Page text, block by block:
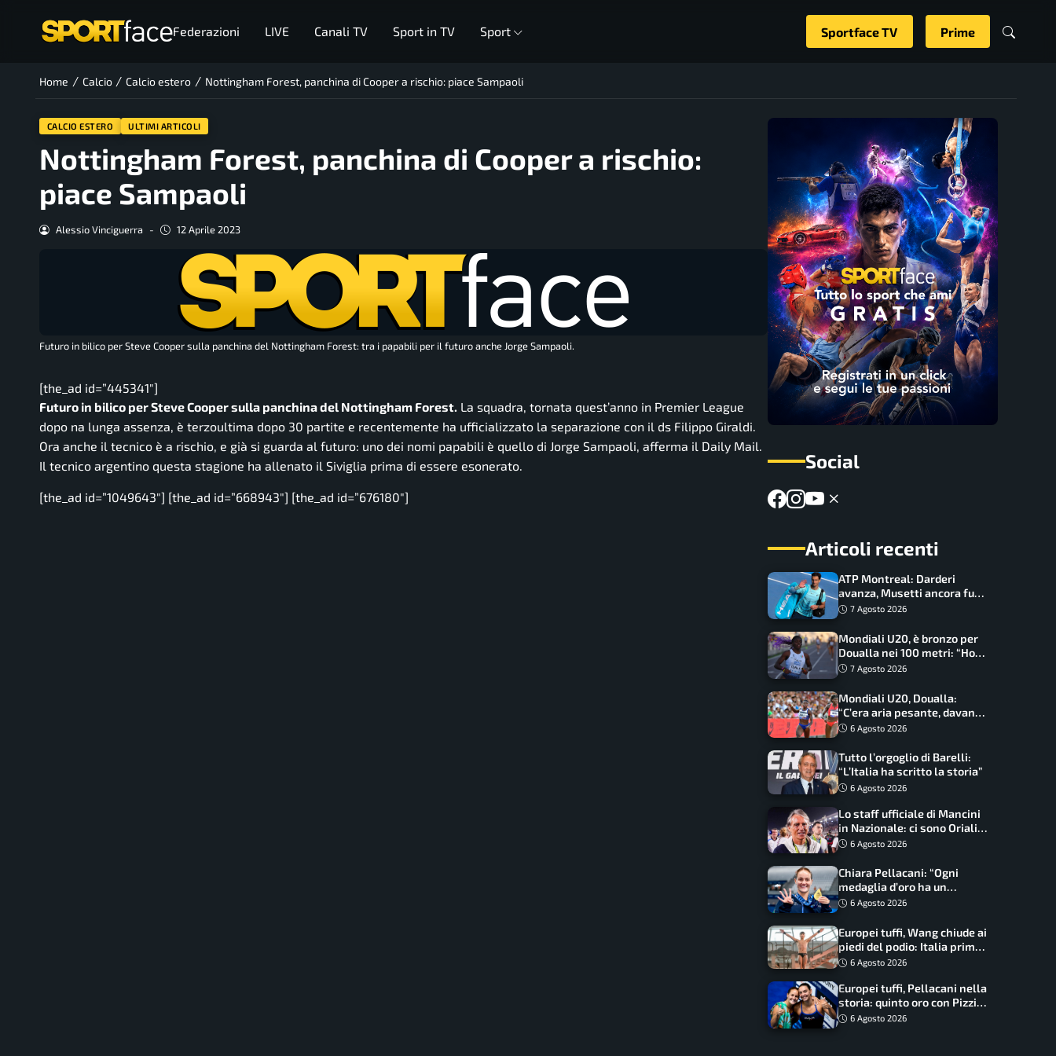
Federazioni LIVE Canali TV Sport in TV Sport Sportface TV Prime
Home / Calcio / Calcio estero / Nottingham Forest, panchina di Cooper a rischio: piace Sampaoli
CALCIO ESTERO ULTIMI ARTICOLI
Nottingham Forest, panchina di Cooper a rischio:
piace Sampaoli
Alessio Vinciguerra - 12 Aprile 2023
Futuro in bilico per Steve Cooper sulla panchina del Nottingham Forest: tra i papabili per il futuro anche Jorge Sampaoli.
[the_ad id=”445341″]
Futuro in bilico per Steve Cooper sulla panchina del Nottingham Forest. La squadra, tornata quest’anno in Premier League
dopo na lunga assenza, è terzoultima dopo 30 partite e recentemente ha ufficializzato la separazione con il ds Filippo Giraldi.
Ora anche il tecnico è a rischio, e già si guarda al futuro: uno dei nomi papabili è quello di Jorge Sampaoli, afferma il Daily Mail.
Il tecnico argentino questa stagione ha allenato il Siviglia prima di essere esonerato.
[the_ad id=”1049643″] [the_ad id=”668943″] [the_ad id=”676180″]
Social
Articoli recenti
ATP Montreal: Darderi
avanza, Musetti ancora fuori
con Jodar
7 Agosto 2026
Mondiali U20, è bronzo per
Doualla nei 100 metri: “Ho
scacciato l’ansia”
7 Agosto 2026
Mondiali U20, Doualla:
“C’era aria pesante, davano
le mascherine! Finale? Non
6 Agosto 2026
Tutto l’orgoglio di Barelli:
“L’Italia ha scritto la storia”
6 Agosto 2026
Lo staff ufficiale di Mancini
in Nazionale: ci sono Oriali e
Bonucci, confermato un
6 Agosto 2026
Chiara Pellacani: “Ogni
medaglia d’oro ha un
significato diverso. Ho fatto
6 Agosto 2026
Europei tuffi, Wang chiude ai
piedi del podio: Italia prima
nel medagliere
6 Agosto 2026
Europei tuffi, Pellacani nella
storia: quinto oro con Pizzini
nel sincro da 3 metri
6 Agosto 2026